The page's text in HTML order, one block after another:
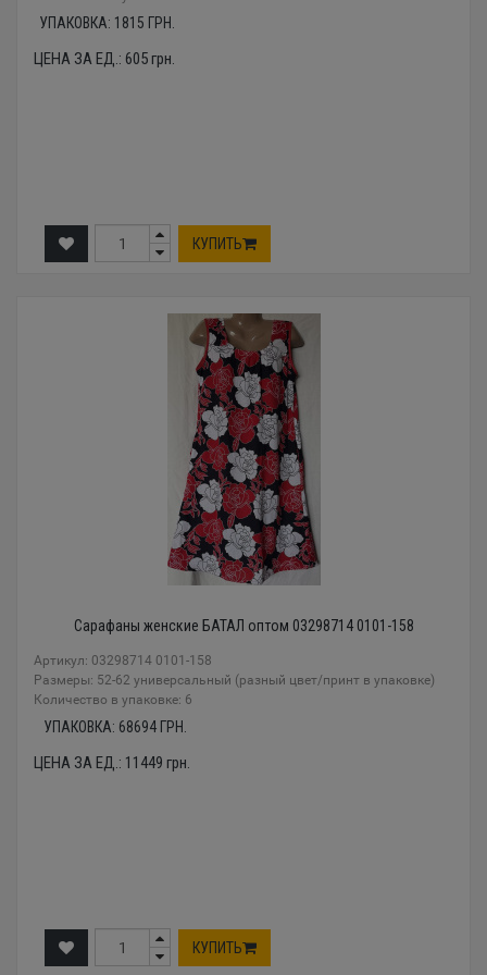
УПАКОВКА: 1815 ГРН.
ЦЕНА ЗА ЕД.: 605грн.
КУПИТЬ
Сарафаны женские БАТАЛ оптом 03298714 0101-158
Артикул: 03298714 0101-158
Размеры: 52-62 универсальный (разный цвет/принт в упаковке)
Количество в упаковке: 6
УПАКОВКА: 68694 ГРН.
ЦЕНА ЗА ЕД.: 11449 грн.
КУПИТЬ